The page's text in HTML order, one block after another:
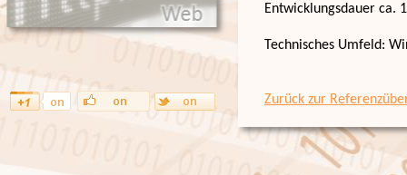
Entwicklungsdauer ca.
Technisches Umfeld:
Zurück zur